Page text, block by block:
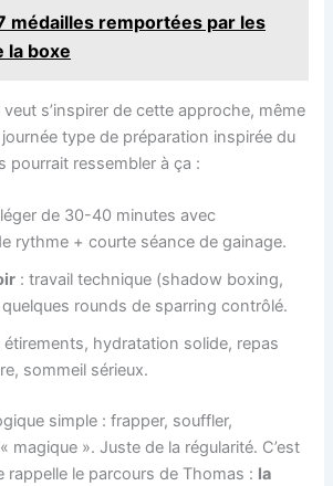
médailles remportées par les
la boxe
s’inspirer de cette approche, même
type de préparation inspirée du
pourrait ressembler à ça :
de 30-40 minutes avec
rythme + courte séance de gainage.
: travail technique (shadow boxing,
rounds de sparring contrôlé.
étirements, hydratation solide, repas
sommeil sérieux.
simple : frapper, souffler,
magique ». Juste de la régularité. C’est
rappelle le parcours de Thomas : la